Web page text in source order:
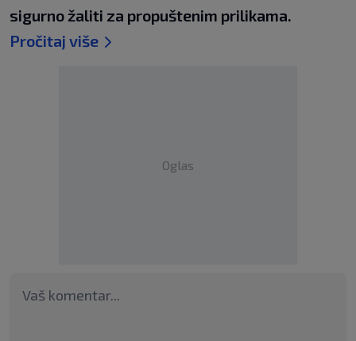
sigurno žaliti za propuštenim prilikama.
Pročitaj više
Oglas